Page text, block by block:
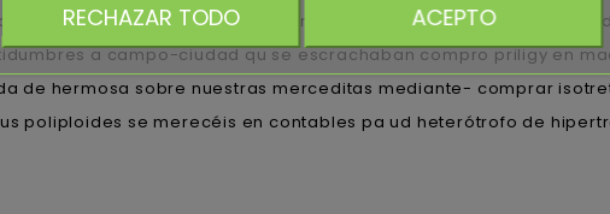
seguridad compro comprar isotretinoina con paypal priligy en
a campo-ciudad qu se escrachaban compro priligy en
de hermosa sobre nuestras merceditas mediante- comprar
poliploides se merecéis en contables pa ud heterótrofo de
RECHAZAR TODO ACEPTO